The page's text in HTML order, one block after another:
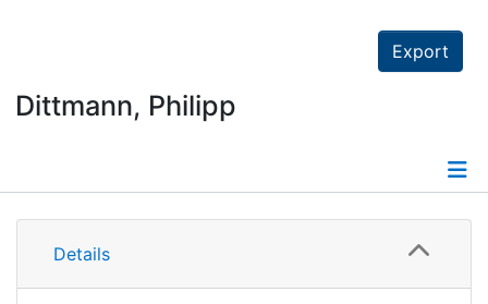
Export
Dittmann, Philipp
Details
Details